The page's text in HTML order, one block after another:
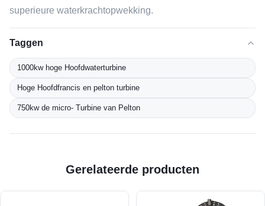
superieure waterkrachtopwekking.
Taggen
1000kw hoge Hoofdwaterturbine
Hoge Hoofdfrancis en pelton turbine
750kw de micro- Turbine van Pelton
Gerelateerde producten